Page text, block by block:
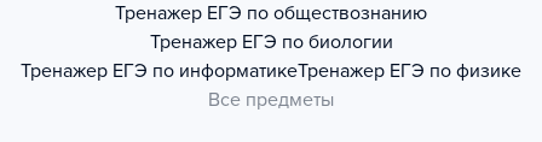
Тренажер ЕГЭ по обществознанию
Тренажер ЕГЭ по биологии
Тренажер ЕГЭ по информатикеТренажер ЕГЭ по физике
Все предметы